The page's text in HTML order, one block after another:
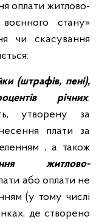
оплати житлово-
стану»
чи скасування
(штрафів, пені),
річних,
утворену за
плати за
, а також
житлово-
або оплати не
(у тому числі
де створено